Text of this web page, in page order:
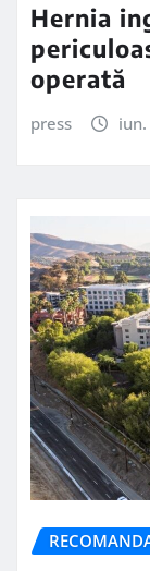
Hernia
operată
press